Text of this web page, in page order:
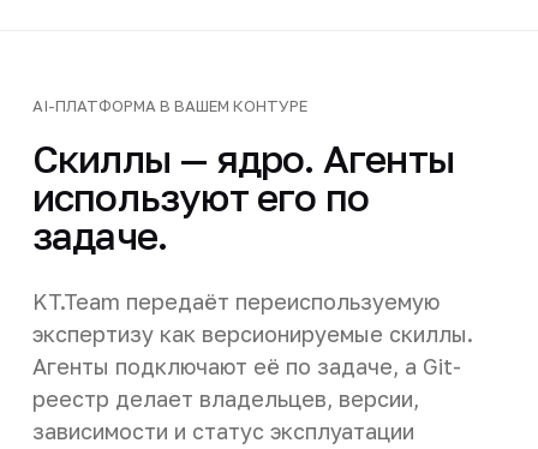
AI-ПЛАТФОРМА В ВАШЕМ КОНТУРЕ
Скиллы — ядро. Агенты
используют его по
задаче.
KT.Team передаёт переиспользуемую
экспертизу как версионируемые скиллы.
Агенты подключают её по задаче, а Git-
реестр делает владельцев, версии,
зависимости и статус эксплуатации